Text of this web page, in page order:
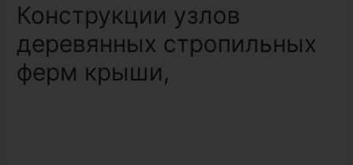
Конструкции узлов
деревянных стропильных
ферм крыши,